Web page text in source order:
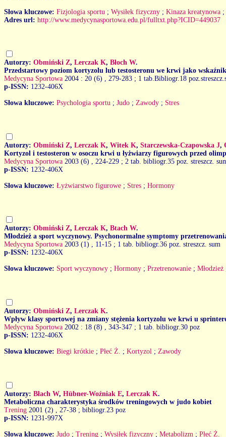
Słowa kluczowe: Fizjologia sportu ; Wysiłek fizyczny ; Kinaza kreatynowa ;
Adres url: http://www.medycynasportowa.edu.pl/fulltxt.php?ICID=449037
Autorzy: Obmiński Z, Lerczak K, Błoch W.
Przedstartowy poziom kortyzolu lub testosteronu we krwi jako
Medycyna Sportowa 2004 : 20 (6)
, 279-283 ; 1 tab.Bibliogr.18
p-ISSN: 1232-406X
Słowa kluczowe: Psychologia sportu ; Judo ; Zawody ; Stres
Autorzy: Obmiński Z, Lerczak K, Witek K, Starczewska-Czapowska J,
Kortyzol i testosteron w osoczu krwi u łyżwiarzy figurowych przed
Medycyna Sportowa 2003 (6)
, 224-229 ; 2 tab. bibliogr.35 poz. streszcz.
p-ISSN: 1232-406X
Słowa kluczowe: Łyżwiarstwo figurowe ; Stres ; Hormony
Autorzy: Obmiński Z, Lerczak K, Btach W.
Młodzież a sport wyczynowy. Psychonormalne symptomy
Medycyna Sportowa 2003 (1)
, 11-15 ; 1 tab. bibliogr.36 poz. streszcz. sum
p-ISSN: 1232-406X
Słowa kluczowe: Sport wyczynowy ; Hormony ; Przetrenowanie ; Młodzież
Autorzy: Obmiński Z, Lerczak K.
Wpływ klasy sportowej na zmiany stężenia kortyzolu we krwi u
Medycyna Sportowa 2002 : 18 (8)
, 343-347 ; 1 tab. bibliogr.30 poz
p-ISSN: 1232-406X
Słowa kluczowe: Biegi krótkie ; Płeć Ż. ; Kortyzol ; Zawody
Autorzy: Błach W, Hübner-Woźniak E, Lerczak K.
Metaboliczna charakterystyka środków treningowych w judo kobiet
Trening 2001 (2)
, 27-38 ; bibliogr.23 poz
p-ISSN: 1231-997X
Słowa kluczowe: Judo ; Trening ; Wysiłek fizyczny ; Metabolizm ; Płeć Ż.